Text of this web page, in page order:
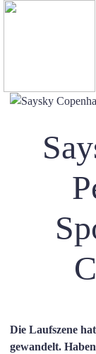
Die Laufszene
gewandelt.